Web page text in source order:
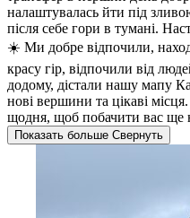
налаштувалась йти під
після себе гори в тумані.
☀️ Ми добре відпочили,
красу гір, відпочили від
додому, дістали нашу мапу
нові вершини та цікаві
щодня, щоб побачити вас ще
Показать больше Свернуть